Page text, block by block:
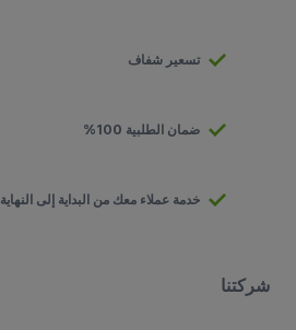
تسعير شفاف
ضمان الطلبية 100%
خدمة عملاء معك من البداية إلى النهاية
شركتنا